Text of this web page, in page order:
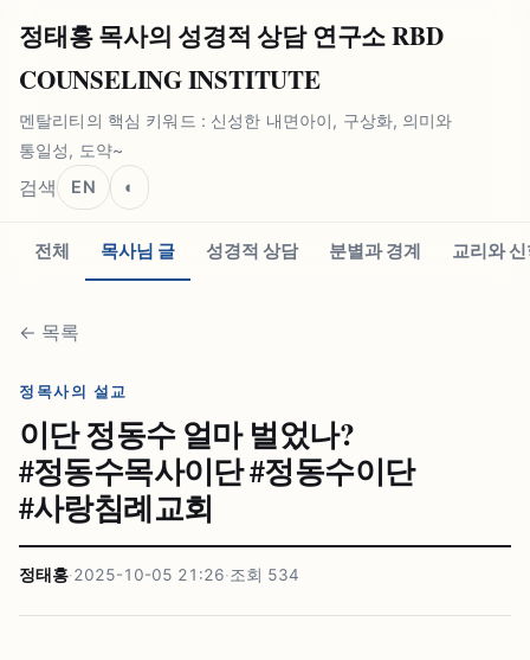
정태홍 목사의 성경적 상담 연구소 RBD
COUNSELING INSTITUTE
멘탈리티의 핵심 키워드 : 신성한 내면아이, 구상화, 의미와
통일성, 도약~
검색 EN ◐
전체 목사님 글 성경적 상담 분별과 경계 교리와
← 목록
정목사의 설교
이단 정동수 얼마 벌었나?
#⁠정동수목사이단 #⁠정동수이단
#⁠사랑침례교회
정태홍·2025-10-05 21:26·조회 534